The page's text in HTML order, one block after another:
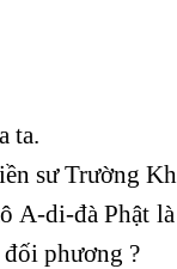
ta.
sư Trường
A-di-đà Phật
phương ?